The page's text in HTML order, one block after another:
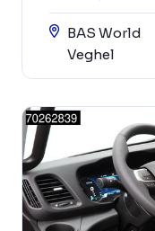
BAS World
Veghel